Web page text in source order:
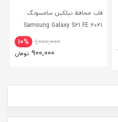
قاب محافظ نیلکین سامسونگ
Samsung Galaxy S21 FE 2021
10% 1,000,000
900,000 تومان